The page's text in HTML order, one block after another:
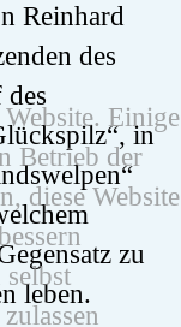
Reinhard
des
in
zu
leben.
Einige
Betrieb der
diese Website